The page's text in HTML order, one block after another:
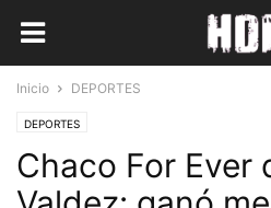
Inicio DEPORTES
DEPORTES
Chaco For Ever